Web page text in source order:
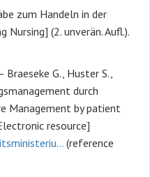
zum Handeln in der
(2. unverän. Aufl.).
G., Huster S.,
durch
Management by patient
resource]
(reference